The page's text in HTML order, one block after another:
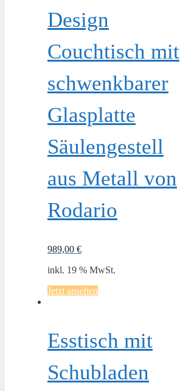
Design
Couchtisch mit
schwenkbarer
Glasplatte
Säulengestell
aus Metall von
Rodario
989,00 €
inkl. 19 % MwSt.
Jetzt ansehen
Esstisch mit
Schubladen